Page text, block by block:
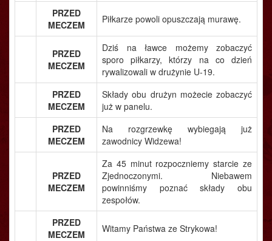
PRZED
MECZEM
Piłkarze powoli opuszczają murawę.
PRZED
MECZEM
Dziś na ławce możemy zobaczyć
sporo piłkarzy, którzy na co dzień
rywalizowali w drużynie U-19.
PRZED
MECZEM
Składy obu drużyn możecie zobaczyć
już w panelu.
PRZED
MECZEM
Na rozgrzewkę wybiegają już
zawodnicy Widzewa!
PRZED
MECZEM
Za 45 minut rozpoczniemy starcie ze
Zjednoczonymi. Niebawem
powinniśmy poznać składy obu
zespołów.
PRZED
MECZEM
Witamy Państwa ze Strykowa!